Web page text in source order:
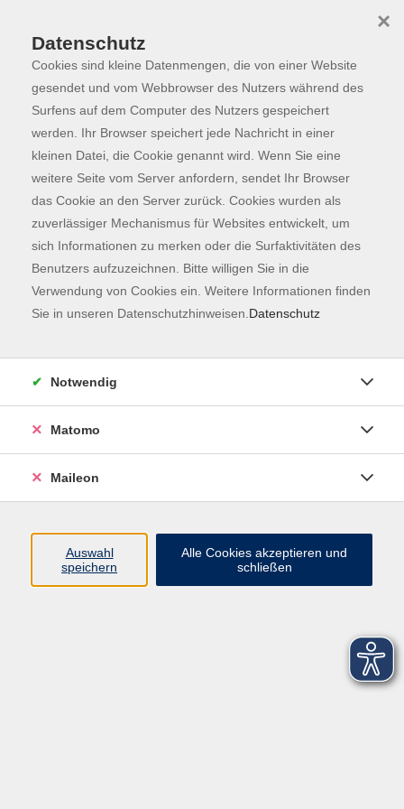
Skip to main content
Kontaktformular Bestätigung
Ihre Anfrage ist in Bearbeitung
Wir haben Ihre Nachricht erhalten und werden diese
schnellsmöglich bearbeiten.
Kontaktformular
Impressum
Datenschutz
Cookies sind kleine Datenmengen, die von einer Website
gesendet und vom Webbrowser des Nutzers während des
Surfens auf dem Computer des Nutzers gespeichert
werden. Ihr Browser speichert jede Nachricht in einer
kleinen Datei, die Cookie genannt wird. Wenn Sie eine
weitere Seite vom Server anfordern, sendet Ihr Browser
das Cookie an den Server zurück. Cookies wurden als
zuverlässiger Mechanismus für Websites entwickelt, um
sich Informationen zu merken oder die Surfaktivitäten des
Benutzers aufzuzeichnen. Bitte willigen Sie in die
Verwendung von Cookies ein. Weitere Informationen finden
Sie in unseren Datenschutzhinweisen. Datenschutz
×
Notwendig
Matomo
Maileon
Auswahl
speichern
Alle Cookies akzeptieren und
schließen